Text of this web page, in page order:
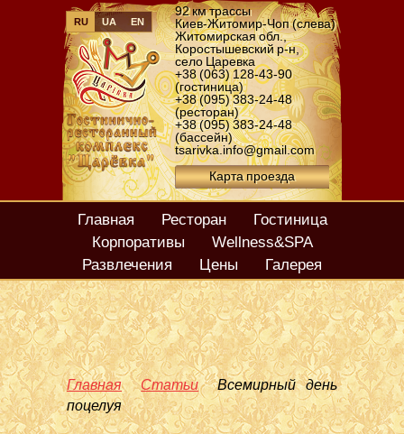
92 км трассы
Киев-Житомир-Чоп (слева)
Житомирская обл.,
Коростышевский р-н,
село Царевка
+38 (063) 128-43-90
(гостиница)
+38 (095) 383-24-48
(ресторан)
+38 (095) 383-24-48
(бассейн)
tsarivka.info@gmail.com
Карта проезда
RU UA EN
Главная Ресторан
Гостиница
Корпоративы
Wellness&SPA
Развлечения
Цены Галерея
Главная Статьи
Всемирный день
поцелуя